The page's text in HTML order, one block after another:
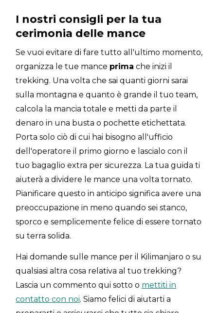
I nostri consigli per la tua
cerimonia delle mance
Se vuoi evitare di fare tutto all'ultimo momento,
organizza le tue mance prima che inizi il
trekking. Una volta che sai quanti giorni sarai
sulla montagna e quanto è grande il tuo team,
calcola la mancia totale e metti da parte il
denaro in una busta o pochette etichettata.
Porta solo ciò di cui hai bisogno all'ufficio
dell'operatore il primo giorno e lascialo con il
tuo bagaglio extra per sicurezza. La tua guida ti
aiuterà a dividere le mance una volta tornato.
Pianificare questo in anticipo significa avere una
preoccupazione in meno quando sei stanco,
sporco e semplicemente felice di essere tornato
su terra solida.
Hai domande sulle mance per il Kilimanjaro o su
qualsiasi altra cosa relativa al tuo trekking?
Lascia un commento qui sotto o mettiti in
contatto con noi. Siamo felici di aiutarti a